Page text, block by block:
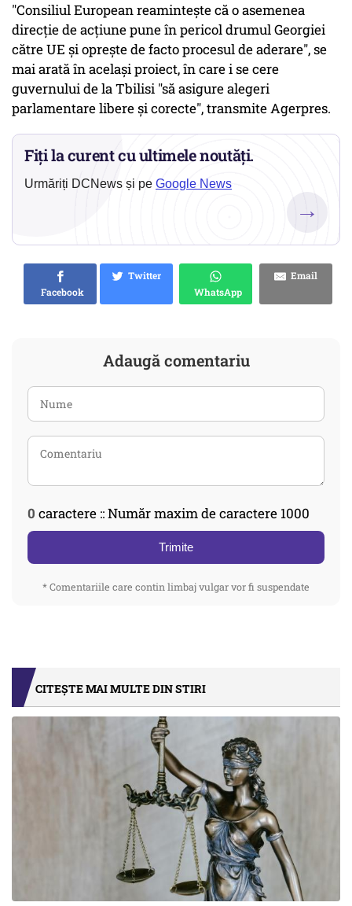
"Consiliul European reaminteşte că o asemenea
direcţie de acţiune pune în pericol drumul Georgiei
către UE şi opreşte de facto procesul de aderare", se
mai arată în acelaşi proiect, în care i se cere
guvernului de la Tbilisi "să asigure alegeri
parlamentare libere şi corecte", transmite Agerpres.
Fiți la curent cu ultimele noutăți.
Urmăriți DCNews și pe Google News
→
Facebook
Twitter
WhatsApp
Email
Adaugă comentariu
0 caractere :: Număr maxim de caractere 1000
Trimite
* Comentariile care contin limbaj vulgar vor fi suspendate
CITEȘTE MAI MULTE DIN STIRI